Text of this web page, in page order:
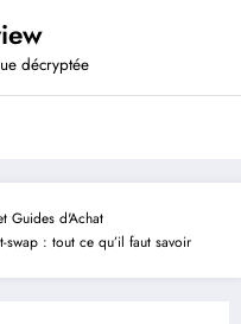
décryptée
Guides d'Achat
swap : tout ce qu’il faut savoir